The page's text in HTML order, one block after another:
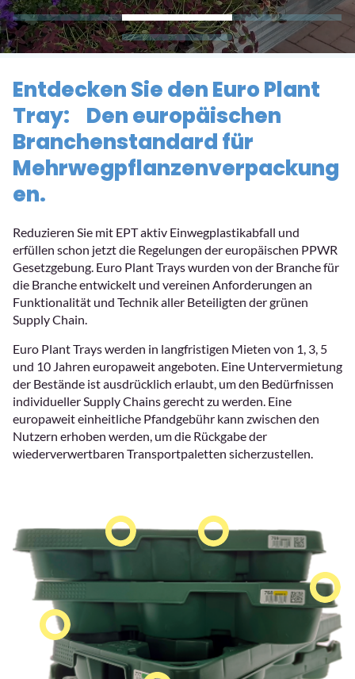
Entdecken Sie den Euro Plant
Tray: Den europäischen
Branchenstandard für
Mehrwegpflanzenverpackung
en.
Reduzieren Sie mit EPT aktiv Einwegplastikabfall und
erfüllen schon jetzt die Regelungen der europäischen PPWR
Gesetzgebung. Euro Plant Trays wurden von der Branche für
die Branche entwickelt und vereinen Anforderungen an
Funktionalität und Technik aller Beteiligten der grünen
Supply Chain.
Euro Plant Trays werden in langfristigen Mieten von 1, 3, 5
und 10 Jahren europaweit angeboten. Eine Untervermietung
der Bestände ist ausdrücklich erlaubt, um den Bedürfnissen
individueller Supply Chains gerecht zu werden. Eine
europaweit einheitliche Pfandgebühr kann zwischen den
Nutzern erhoben werden, um die Rückgabe der
wiederverwertbaren Transportpaletten sicherzustellen.